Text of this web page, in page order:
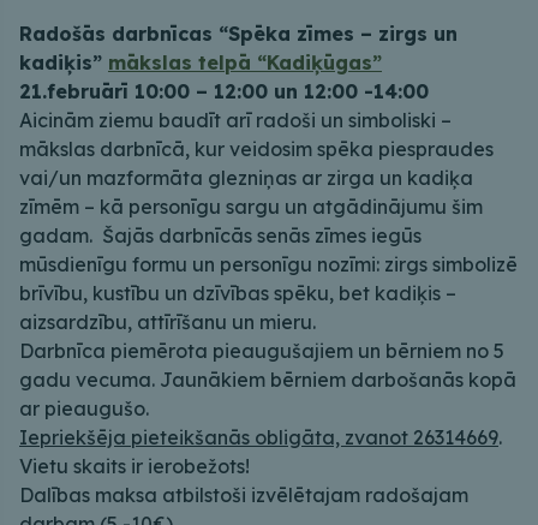
Radošās darbnīcas “Spēka zīmes – zirgs un
kadiķis” mākslas telpā “Kadiķūgas”
21.februārī 10:00 – 12:00 un 12:00 -14:00
Aicinām ziemu baudīt arī radoši un simboliski –
mākslas darbnīcā, kur veidosim spēka piespraudes
vai/un mazformāta glezniņas ar zirga un kadiķa
zīmēm – kā personīgu sargu un atgādinājumu šim
gadam. Šajās darbnīcās senās zīmes iegūs
mūsdienīgu formu un personīgu nozīmi: zirgs simbolizē
brīvību, kustību un dzīvības spēku, bet kadiķis –
aizsardzību, attīrīšanu un mieru.
Darbnīca piemērota pieaugušajiem un bērniem no 5
gadu vecuma. Jaunākiem bērniem darbošanās kopā
ar pieaugušo.
Iepriekšēja pieteikšanās obligāta, zvanot 26314669.
Vietu skaits ir ierobežots!
Dalības maksa atbilstoši izvēlētajam radošajam